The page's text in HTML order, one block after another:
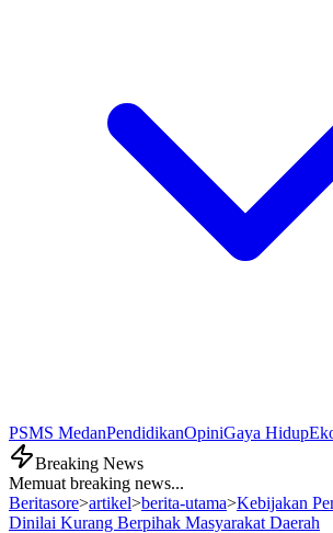
PSMS MedanPendidikanOpiniGaya Hidup
Breaking News
Memuat breaking news...
Beritasore>artikel>berita-utama>Kebijakan
Dinilai Kurang Berpihak Masyarakat Daerah